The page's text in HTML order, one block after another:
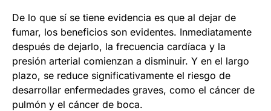
De lo que sí se tiene evidencia es que al dejar de
fumar, los beneficios son evidentes. Inmediatamente
después de dejarlo, la frecuencia cardíaca y la
presión arterial comienzan a disminuir. Y en el largo
plazo, se reduce significativamente el riesgo de
desarrollar enfermedades graves, como el cáncer de
pulmón y el cáncer de boca.